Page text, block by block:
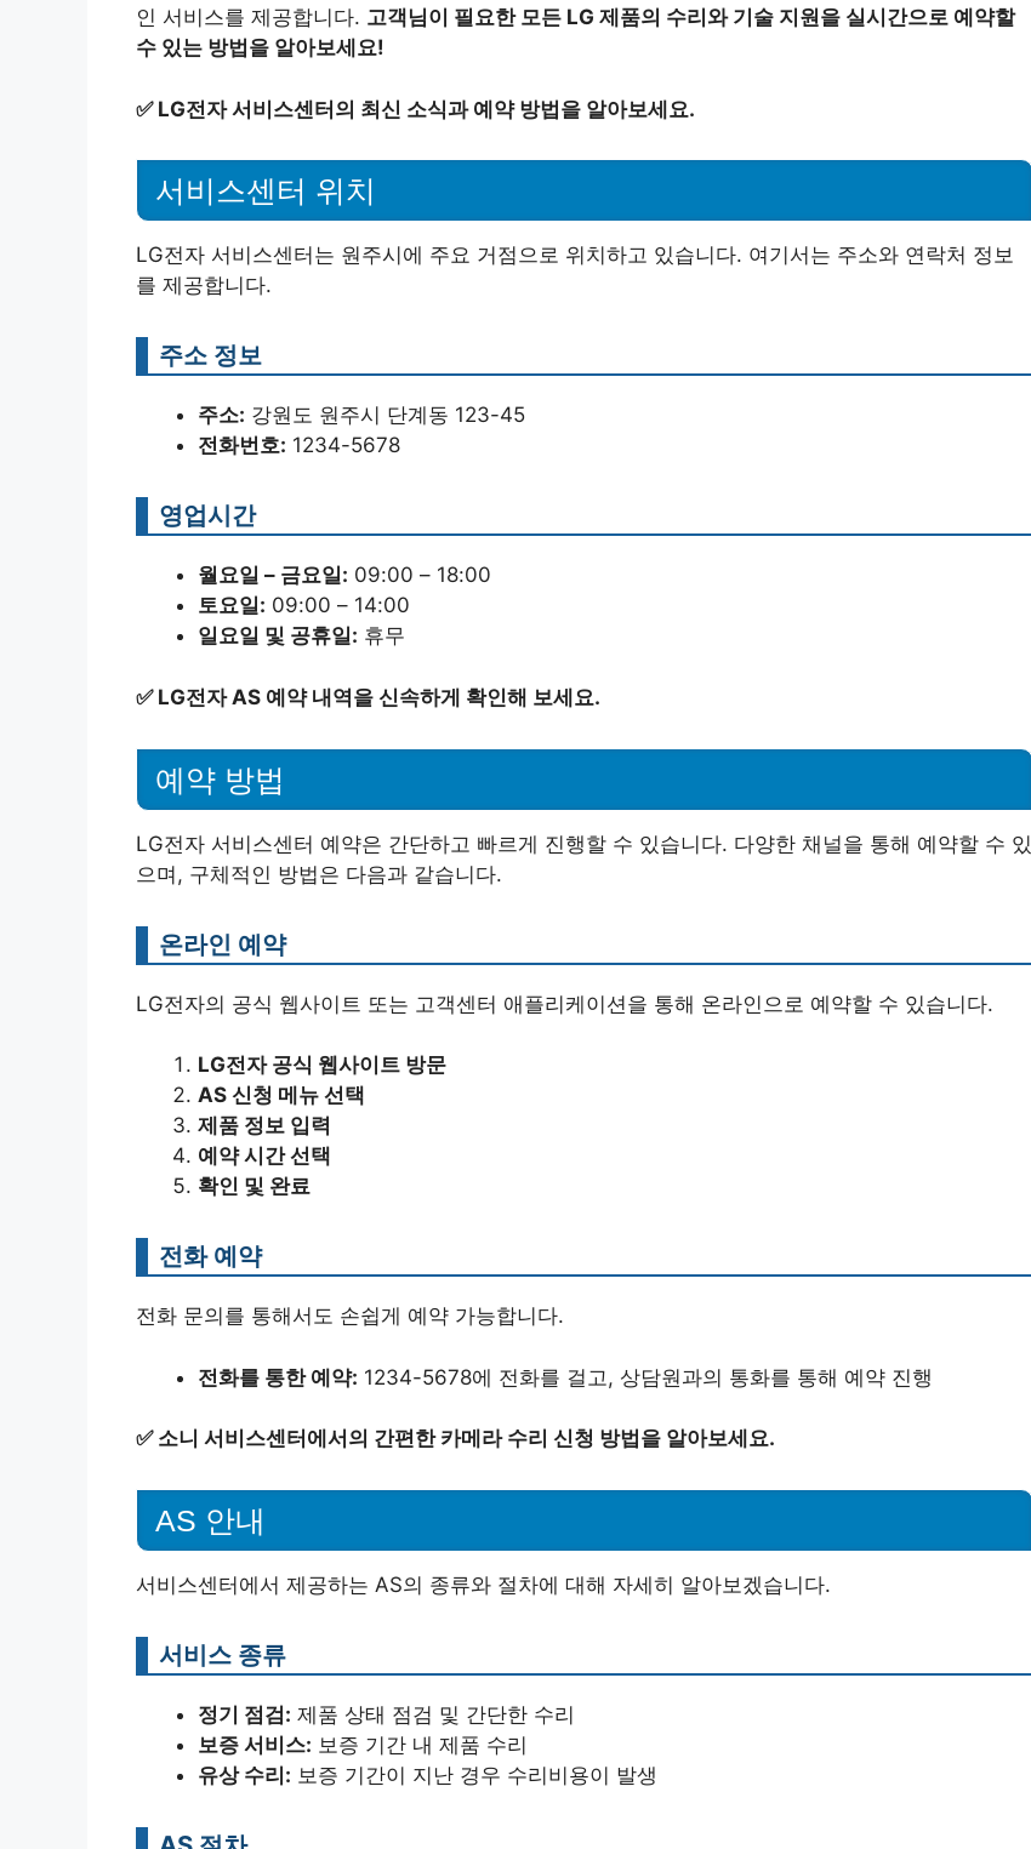
인 서비스를 제공합니다. 고객님이 필요한 모든 LG 제품의 수리와 기술 지원을 실시간으로 예약할
수 있는 방법을 알아보세요!
✅ LG전자 서비스센터의 최신 소식과 예약 방법을 알아보세요.
서비스센터 위치
LG전자 서비스센터는 원주시에 주요 거점으로 위치하고 있습니다. 여기서는 주소와 연락처 정보
를 제공합니다.
주소 정보
주소: 강원도 원주시 단계동 123-45
전화번호: 1234-5678
영업시간
월요일 – 금요일: 09:00 – 18:00
토요일: 09:00 – 14:00
일요일 및 공휴일: 휴무
✅ LG전자 AS 예약 내역을 신속하게 확인해 보세요.
예약 방법
LG전자 서비스센터 예약은 간단하고 빠르게 진행할 수 있습니다. 다양한 채널을 통해 예약할 수 있
으며, 구체적인 방법은 다음과 같습니다.
온라인 예약
LG전자의 공식 웹사이트 또는 고객센터 애플리케이션을 통해 온라인으로 예약할 수 있습니다.
LG전자 공식 웹사이트 방문
AS 신청 메뉴 선택
제품 정보 입력
예약 시간 선택
확인 및 완료
전화 예약
전화 문의를 통해서도 손쉽게 예약 가능합니다.
전화를 통한 예약: 1234-5678에 전화를 걸고, 상담원과의 통화를 통해 예약 진행
✅ 소니 서비스센터에서의 간편한 카메라 수리 신청 방법을 알아보세요.
AS 안내
서비스센터에서 제공하는 AS의 종류와 절차에 대해 자세히 알아보겠습니다.
서비스 종류
정기 점검: 제품 상태 점검 및 간단한 수리
보증 서비스: 보증 기간 내 제품 수리
유상 수리: 보증 기간이 지난 경우 수리비용이 발생